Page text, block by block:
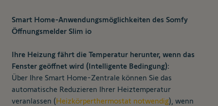
Smart Home-Anwendungsmöglichkeiten des Somfy
Öffnungsmelder Slim io
Ihre Heizung fährt die Temperatur herunter, wenn das
Fenster geöffnet wird (Intelligente Bedingung):
Über Ihre Smart Home-Zentrale können Sie das
automatische Reduzieren Ihrer Heiztemperatur
veranlassen (Heizkörperthermostat notwendig), wenn